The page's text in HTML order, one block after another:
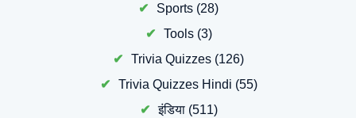
Sports (28)
Tools(3)
Trivia Quizzes (126)
Trivia Quizzes Hindi (55)
इंडिया(511)